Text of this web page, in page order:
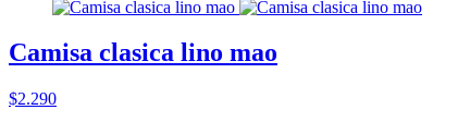
Camisa clasica lino mao
$2.290